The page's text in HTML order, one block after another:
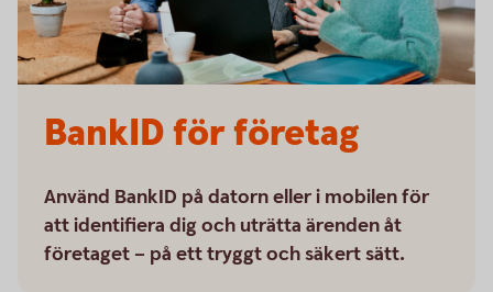
BankID för företag
Använd BankID på datorn eller i mobilen för
att identifiera dig och uträtta ärenden åt
företaget – på ett tryggt och säkert sätt.